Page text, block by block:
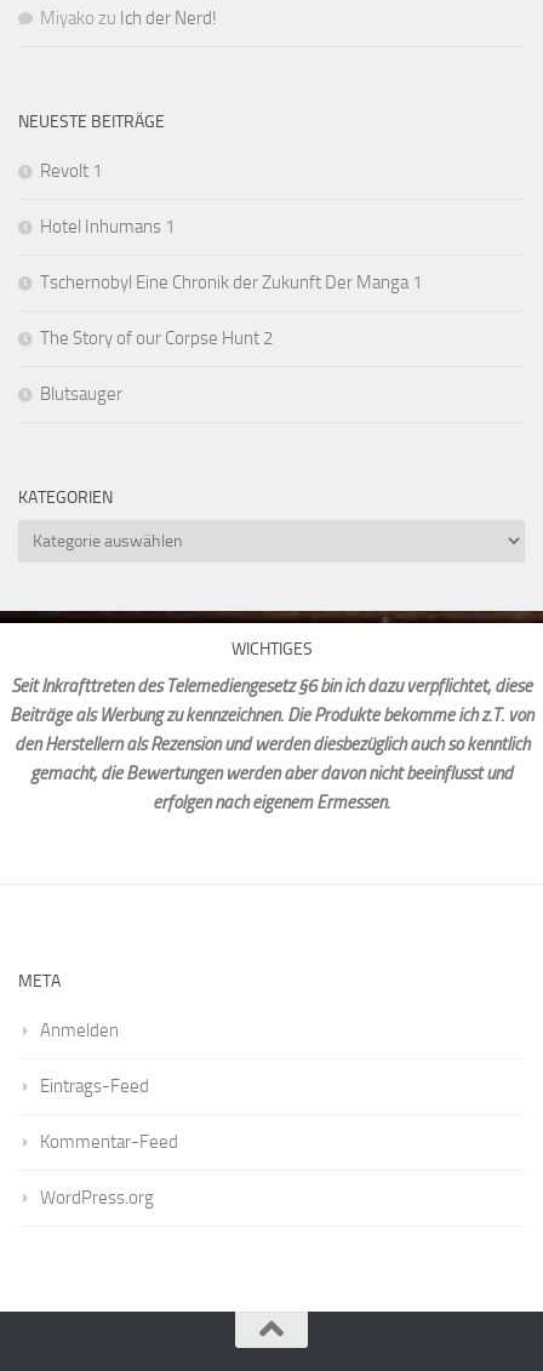
Miyako zu Ich der Nerd!
NEUESTE BEITRÄGE
Revolt 1
Hotel Inhumans 1
Tschernobyl Eine Chronik der Zukunft Der Manga 1
The Story of our Corpse Hunt 2
Blutsauger
KATEGORIEN
Kategorien
WICHTIGES
Seit Inkrafttreten des Telemediengesetz §6 bin ich dazu verpflichtet, diese
Beiträge als Werbung zu kennzeichnen. Die Produkte bekomme ich z.T. von
den Herstellern als Rezension und werden diesbezüglich auch so kenntlich
gemacht, die Bewertungen werden aber davon nicht beeinflusst und
erfolgen nach eigenem Ermessen.
META
Anmelden
Eintrags-Feed
Kommentar-Feed
WordPress.org